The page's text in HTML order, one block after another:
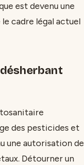
est devenu une
cadre légal actuel
des pesticides et
une autorisation de
Détourner un